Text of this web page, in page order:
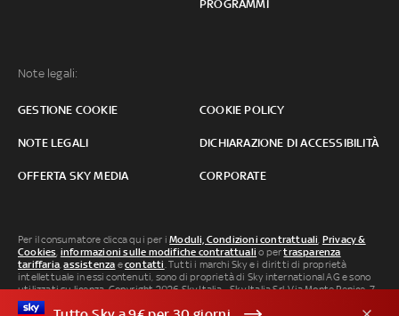
PROGRAMMI
Note legali:
GESTIONE COOKIE COOKIE POLICY
NOTE LEGALI DICHIARAZIONE DI ACCESSIBILITÀ
OFFERTA SKY MEDIA CORPORATE
Per il consumatore clicca qui per iModuli, Condizioni contrattuali, Privacy &
Cookies, informazioni sulle modifiche contrattuali o pertrasparenza
tariffaria,assistenza econtatti. Tutti i marchi Sky e i diritti di proprietà
intellettuale in essi contenuti, sono di proprietà di Sky international AG e sono
utilizzati su licenza. Copyright 2026 Sky Italia - Sky Italia Srl Via Monte Penice, 7 -
20138 Milano P.IVA 04619241005. SkyTG24: ISSN 3035-1537 e SkySport: ISSN